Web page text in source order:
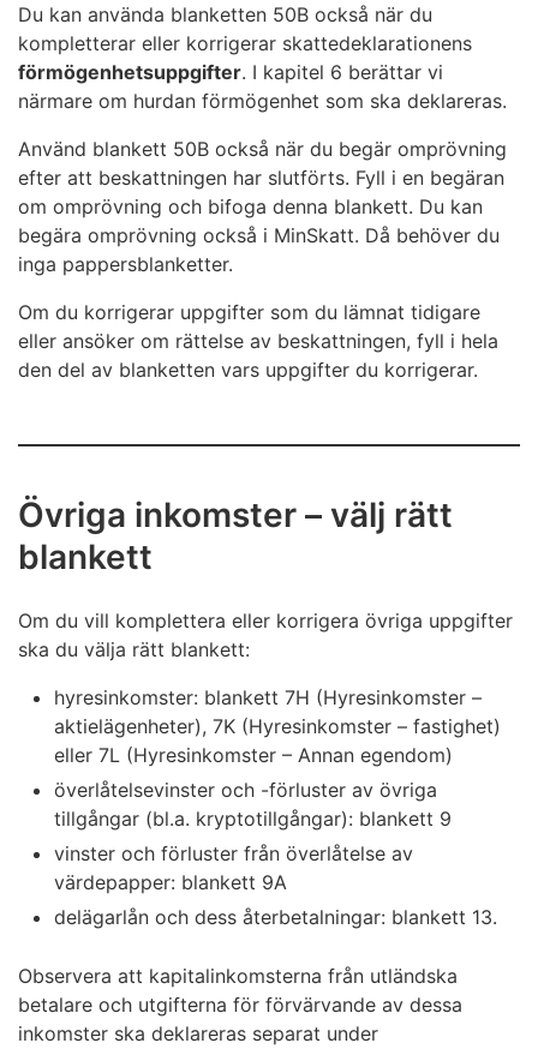
Du kan använda blanketten 50B också när du
kompletterar eller korrigerar skattedeklarationens
förmögenhetsuppgifter. I kapitel 6 berättar vi
närmare om hurdan förmögenhet som ska deklareras.
Använd blankett 50B också när du begär omprövning
efter att beskattningen har slutförts. Fyll i en begäran
om omprövning och bifoga denna blankett. Du kan
begära omprövning också i MinSkatt. Då behöver du
inga pappersblanketter.
Om du korrigerar uppgifter som du lämnat tidigare
eller ansöker om rättelse av beskattningen, fyll i hela
den del av blanketten vars uppgifter du korrigerar.
Övriga inkomster – välj rätt
blankett
Om du vill komplettera eller korrigera övriga uppgifter
ska du välja rätt blankett:
hyresinkomster: blankett 7H (Hyresinkomster –
aktielägenheter), 7K (Hyresinkomster – fastighet)
eller 7L (Hyresinkomster – Annan egendom)
överlåtelsevinster och -förluster av övriga
tillgångar (bl.a. kryptotillgångar): blankett 9
vinster och förluster från överlåtelse av
värdepapper: blankett 9A
delägarlån och dess återbetalningar: blankett 13.
Observera att kapitalinkomsterna från utländska
betalare och utgifterna för förvärvande av dessa
inkomster ska deklareras separat under